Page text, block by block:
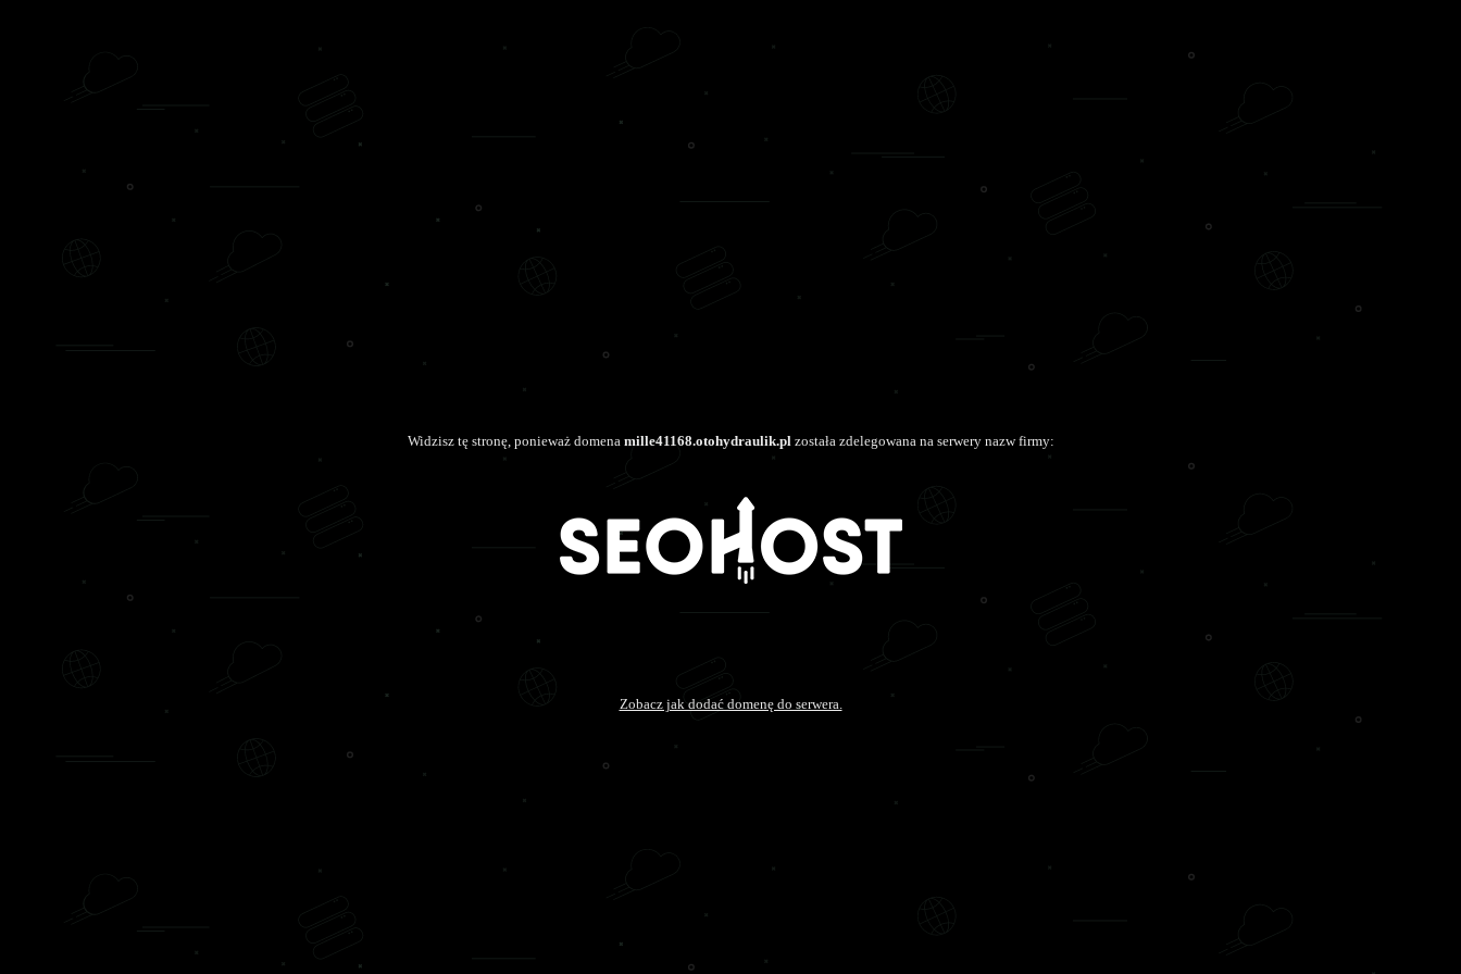
Widzisz tę stronę, ponieważ domena mille41168.otohydraulik.plzostała zdelegowana na serwery nazw firmy:
Zobacz jak dodać domenę do serwera.